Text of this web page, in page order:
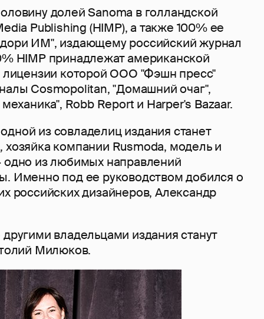
долей Sanoma в голландской
Publishing (HIMP), а также 100% ее
ИМ", издающему российский журнал
HIMP принадлежат американской
которой ООО "Фэшн пресс"
Cosmopolitan, "Домашний очаг",
Robb Report и Harper's Bazaar.
из совладелиц издания станет
, хозяйка компании Rusmoda, модель и
из любимых направлений
Именно под ее руководством добился о
российских дизайнеров, Александр
владельцами издания станут
Милюков.